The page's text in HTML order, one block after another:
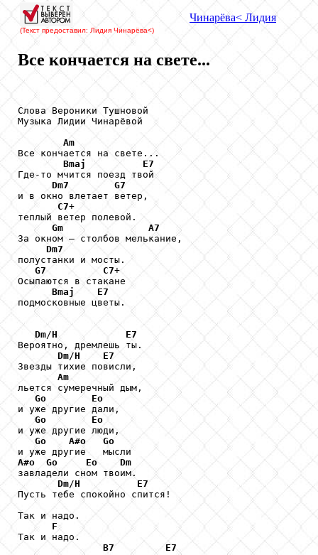
(Текст предоставил: Лидия Чинарёва<)
Чинарёва< Лидия
Все кончается на свете...
Слова Вероники Тушновой
Музыка Лидии Чинарёвой
Am
Все кончается на свете...
Bmaj
E7
Где-то мчится поезд твой
Dm7
G7
и в окно влетает ветер,
C7+
теплый ветер полевой.
Gm
A7
За окном – столбов мелькание,
Dm7
полустанки и мосты.
G7
C7+
Осыпаются в стакане
Bmaj
E7
подмосковные цветы.
Dm/H
E7
Вероятно, дремлешь ты.
Dm/H
E7
Звезды тихие повисли,
Am
льется сумеречный дым,
Go
Eo
и уже другие дали,
Go
Eo
и уже другие люди,
Go
A#o
Go
A#o
Go Eo
Dm
завладели сном твоим.
Dm/H
E7
Пусть тебе спокойно спится!
Так и надо.
F
Так и надо.
B7
E7